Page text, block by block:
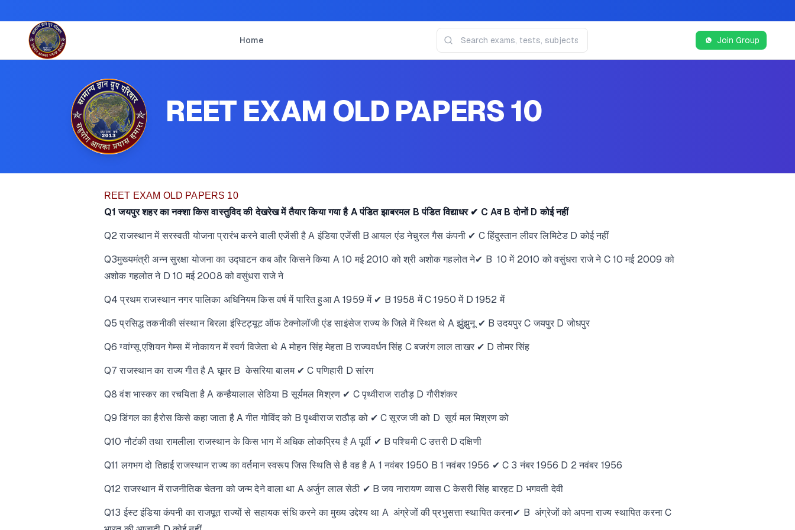
Home Join Group
REET EXAM OLD PAPERS 10
REET EXAM OLD PAPERS 10
Q1 जयपुर शहर का नक्शा किस वास्तुविद की देखरेख में तैयार किया गया है A पंडित झाबरमल B पंडित विद्याधर ✔ C Aव B दोनों D कोई नहीं
Q2 राजस्थान में सरस्वती योजना प्रारंभ करने वाली एजेंसी है A इंडिया एजेंसी B आयल एंड नेचुरल गैस कंपनी ✔ C हिंदुस्तान लीवर लिमिटेड D कोई नहीं
Q3मुख्यमंत्री अन्न सुरक्षा योजना का उद्घाटन कब और किसने किया A 10 मई 2010 को श्री अशोक गहलोत ने✔ B 10 में 2010 को वसुंधरा राजे ने C 10 मई 2009 को
अशोक गहलोत ने D 10 मई 2008 को वसुंधरा राजे ने
Q4 प्रथम राजस्थान नगर पालिका अधिनियम किस वर्ष में पारित हुआ A 1959 में ✔ B 1958 में C 1950 में D 1952 में
Q5 प्रसिद्ध तकनीकी संस्थान बिरला इंस्टिट्यूट ऑफ टेक्नोलॉजी एंड साइंसेज राज्य के जिले में स्थित थे A झुंझुनू ✔ B उदयपुर C जयपुर D जोधपुर
Q6 ग्वांग्सू एशियन गेम्स में नोकायन में स्वर्ग विजेता थे A मोहन सिंह मेहता B राज्यवर्धन सिंह C बजरंग लाल ताखर ✔ D तोमर सिंह
Q7 राजस्थान का राज्य गीत है A घूमर B केसरिया बालम ✔ C पणिहारी D सांरग
Q8 वंश भास्कर का रचयिता है A कन्हैयालाल सेठिया B सूर्यमल मिश्रण ✔ C पृथ्वीराज राठौड़ D गौरीशंकर
Q9 डिंगल का हैरोस किसे कहा जाता है A गीत गोविंद को B पृथ्वीराज राठौड़ को ✔ C सूरज जी को D सूर्य मल मिश्रण को
Q10 नौटंकी तथा रामलीला राजस्थान के किस भाग में अधिक लोकप्रिय है A पूर्वी ✔ B पश्चिमी C उत्तरी D दक्षिणी
Q11 लगभग दो तिहाई राजस्थान राज्य का वर्तमान स्वरूप जिस स्थिति से है वह है A 1 नवंबर 1950 B 1 नवंबर 1956 ✔ C 3 नंबर 1956 D 2 नवंबर 1956
Q12 राजस्थान में राजनीतिक चेतना को जन्म देने वाला था A अर्जुन लाल सेठी ✔ B जय नारायण व्यास C केसरी सिंह बारहट D भगवती देवी
Q13 ईस्ट इंडिया कंपनी का राजपूत राज्यों से सहायक संधि करने का मुख्य उद्देश्य था A अंग्रेजों की प्रभुसत्ता स्थापित करना✔ B अंग्रेजों को अपना राज्य स्थापित करना C